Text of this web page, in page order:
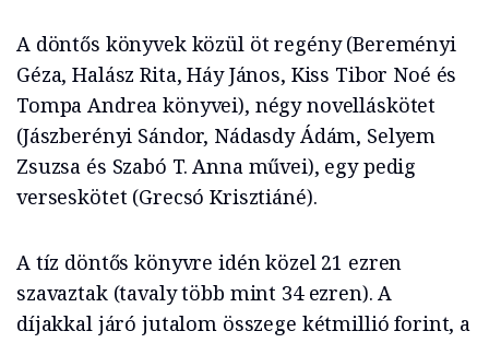
A döntős könyvek közül öt regény (Bereményi
Géza, Halász Rita, Háy János, Kiss Tibor Noé és
Tompa Andrea könyvei), négy novelláskötet
(Jászberényi Sándor, Nádasdy Ádám, Selyem
Zsuzsa és Szabó T. Anna művei), egy pedig
verseskötet (Grecsó Krisztiáné).
A tíz döntős könyvre idén közel 21 ezren
szavaztak (tavaly több mint 34 ezren). A
díjakkal járó jutalom összege kétmillió forint, a